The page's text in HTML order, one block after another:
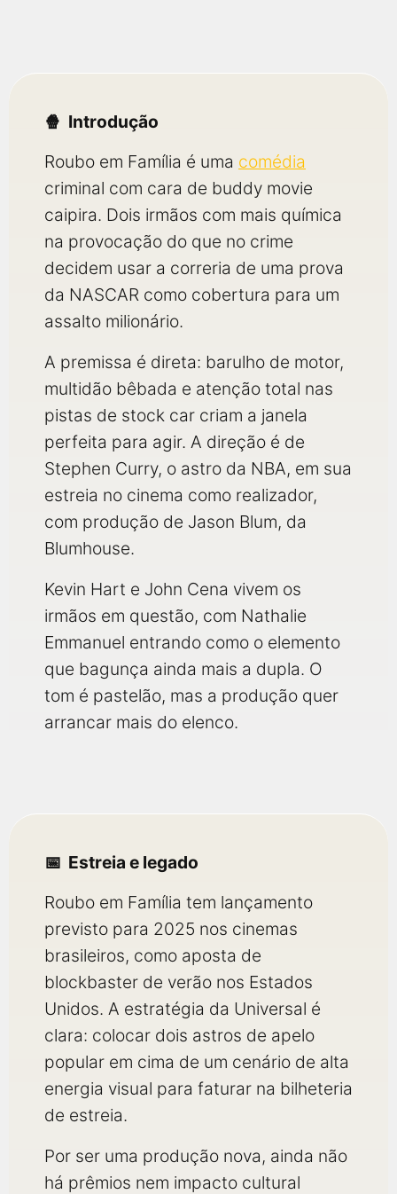
Introdução
Roubo em Família é uma comédia
criminal com cara de buddy movie
caipira. Dois irmãos com mais química
na provocação do que no crime
decidem usar a correria de uma prova
da NASCAR como cobertura para um
assalto milionário.
A premissa é direta: barulho de motor,
multidão bêbada e atenção total nas
pistas de stock car criam a janela
perfeita para agir. A direção é de
Stephen Curry, o astro da NBA, em sua
estreia no cinema como realizador,
com produção de Jason Blum, da
Blumhouse.
Kevin Hart e John Cena vivem os
irmãos em questão, com Nathalie
Emmanuel entrando como o elemento
que bagunça ainda mais a dupla. O
tom é pastelão, mas a produção quer
arrancar mais do elenco.
Estreia e legado
Roubo em Família tem lançamento
previsto para 2025 nos cinemas
brasileiros, como aposta de
blockbaster de verão nos Estados
Unidos. A estratégia da Universal é
clara: colocar dois astros de apelo
popular em cima de um cenário de alta
energia visual para faturar na bilheteria
de estreia.
Por ser uma produção nova, ainda não
há prêmios nem impacto cultural